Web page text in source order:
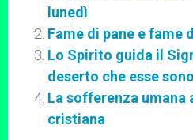
lunedì
Fame di pane e fame
Lo Spirito guida il
deserto che esse sono
La sofferenza umana
cristiana